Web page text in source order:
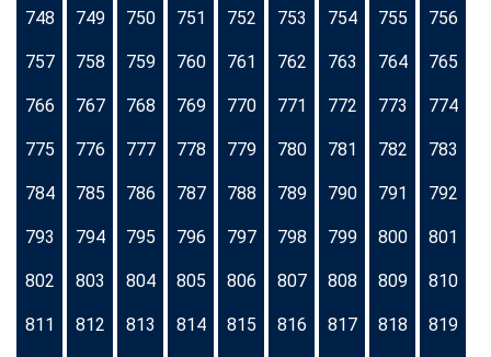
748 749 750 751 752 753 754 755 756
757 758 759 760 761 762 763 764 765
766 767 768 769 770 771 772 773 774
775 776 777 778 779 780 781 782 783
784 785 786 787 788 789 790 791 792
793 794 795 796 797 798 799 800 801
802 803 804 805 806 807 808 809 810
811 812 813 814 815 816 817 818 819